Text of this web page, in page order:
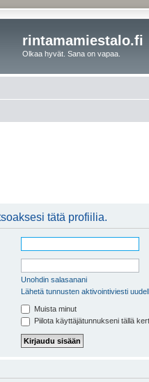
rintamamiestalo.fi
Olkaa hyvät. Sana on vapaa.
tätä profiilia.
Unohdin salasanani
Lähetä tunnusten aktivointiviesti
Muista minut
Piilota käyttäjätunnukseni tällä